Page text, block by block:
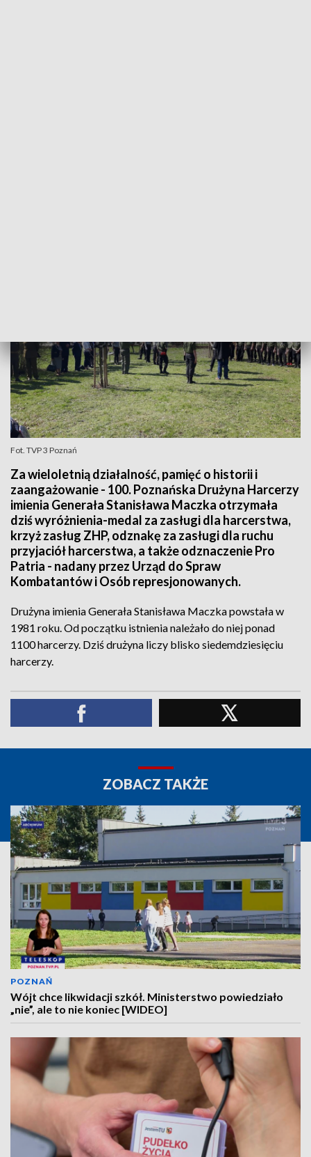
Fot. TVP 3 Poznań
Za wieloletnią działalność, pamięć o historii i
zaangażowanie - 100. Poznańska Drużyna Harcerzy
imienia Generała Stanisława Maczka otrzymała
dziś wyróżnienia-medal za zasługi dla harcerstwa,
krzyż zasług ZHP, odznakę za zasługi dla ruchu
przyjaciół harcerstwa, a także odznaczenie Pro
Patria - nadany przez Urząd do Spraw
Kombatantów i Osób represjonowanych.
Drużyna imienia Generała Stanisława Maczka powstała w
1981 roku. Od początku istnienia należało do niej ponad
1100 harcerzy. Dziś drużyna liczy blisko siedemdziesięciu
harcerzy.
ZOBACZ TAKŻE
POZNAŃ
Wójt chce likwidacji szkół. Ministerstwo powiedziało
„nie”, ale to nie koniec [WIDEO]